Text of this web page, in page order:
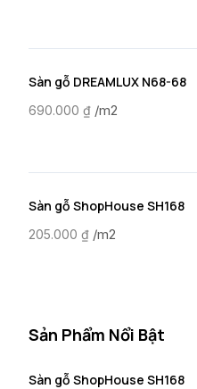
Sàn gỗ DREAMLUX N68-68
690.000 ₫ /m2
Sàn gỗ ShopHouse SH168
205.000 ₫ /m2
Sản Phẩm Nổi Bật
Sàn gỗ ShopHouse SH168